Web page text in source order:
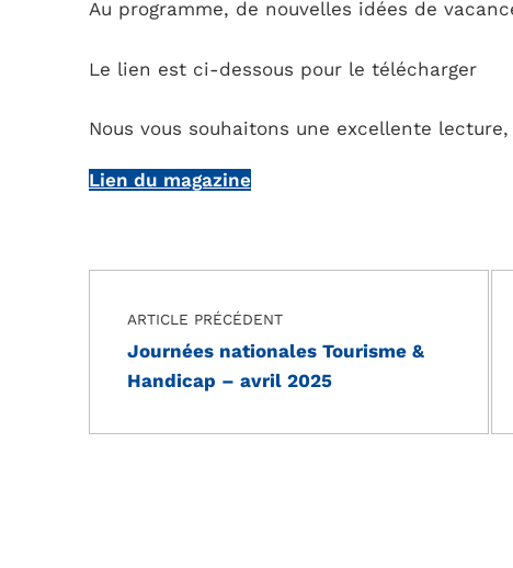
Au programme, de nouvelles idées de
Le lien est ci-dessous pour le télécharger
Nous vous souhaitons une excellente
Lien du magazine
Skip back to main navigation
Navigation de l’article
ARTICLE PRÉCÉDENT
Journées nationales Tourisme &
Handicap – avril 2025